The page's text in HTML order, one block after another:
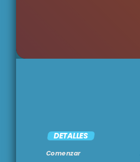
DETALLES
Comenzar